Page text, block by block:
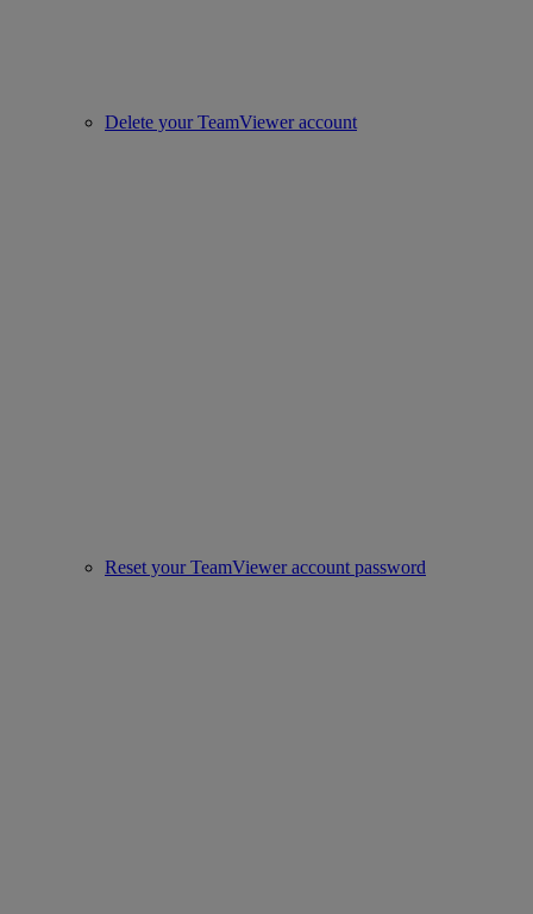
Delete your TeamViewer account
Reset your TeamViewer account password